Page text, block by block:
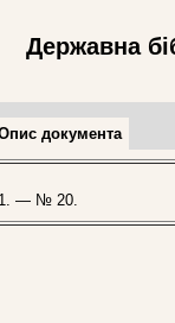
Державна
документа
— № 20.